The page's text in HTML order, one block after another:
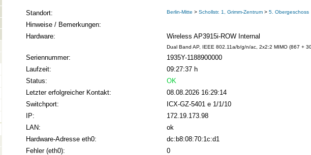
Computer-
und
Standort: Berlin-Mitte > Schollstr. 1, Grimm-Zentrum> 5. Obergeschoss
Hinweise / Bemerkungen:
Hardware:
Wireless AP3915i-ROW Internal
Dual Band AP, IEEE 802.11a/b/g/n/ac, 2x2:2 MIMO (867 +
Seriennummer:
1935Y-1188900000
Laufzeit:
09:27:37 h
Status:
OK
Letzter erfolgreicher Kontakt:
08.08.2026 16:29:14
Switchport:
ICX-GZ-5401 e 1/1/10
IP:
172.19.173.98
LAN:
ok
Hardware-Adresse eth0:
dc:b8:08:70:1c:d1
Fehler (eth0):
0